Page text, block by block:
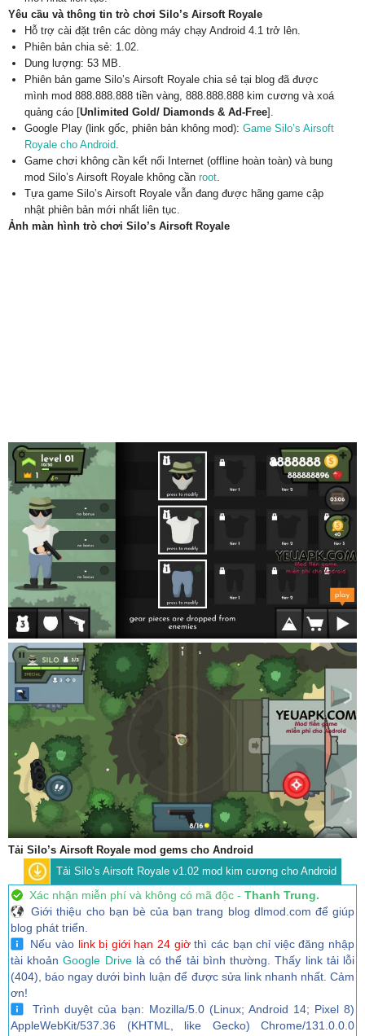
Yêu cầu và thông tin trò chơi Silo’s Airsoft Royale
Hỗ trợ cài đặt trên các dòng máy chạy Android 4.1 trở lên.
Phiên bản chia sẻ: 1.02.
Dung lượng: 53 MB.
Phiên bản game Silo’s Airsoft Royale chia sẻ tại blog đã được
mình mod 888.888.888 tiền vàng, 888.888.888 kim cương và xoá
quảng cáo [Unlimited Gold/ Diamonds & Ad-Free].
Google Play (link gốc, phiên bản không mod): Game Silo’s Airsoft
Royale cho Android.
Game chơi không cần kết nối Internet (offline hoàn toàn) và bung
mod Silo’s Airsoft Royale không cần root.
Tựa game Silo’s Airsoft Royale vẫn đang được hãng game cập
nhật phiên bản mới nhất liên tục.
Ảnh màn hình trò chơi Silo’s Airsoft Royale
Tải Silo’s Airsoft Royale mod gems cho Android
Tải Silo’s Airsoft Royale v1.02 mod kim cương cho Android
Xác nhận miễn phí và không có mã độc - Thanh Trung.
Giới thiệu cho bạn bè của bạn trang blog dlmod.com để giúp
blog phát triển.
Nếu vào link bị giới hạn 24 giờthì các bạn chỉ việc đăng nhập
tài khoảnGoogle Drivelà có thể tải bình thường. Thấy link tải lỗi
(404), báo ngay dưới bình luận để được sửa link nhanh nhất. Cảm
ơn!
Trình duyệt của bạn: Mozilla/5.0 (Linux; Android 14; Pixel 8)
AppleWebKit/537.36 (KHTML, like Gecko) Chrome/131.0.0.0